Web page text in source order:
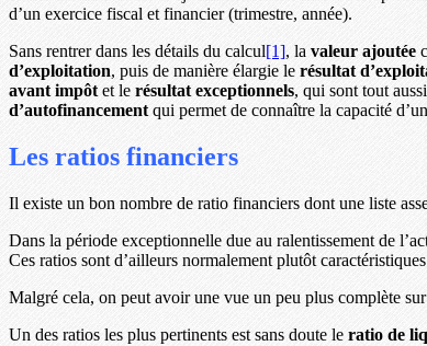
d’un exercice fiscal et financier (trimestre, année).
Sans rentrer dans les détails du calcul[1], la valeur ajoutée
d’exploitation, puis de manière élargie le résultat
avant impôt et le résultat exceptionnels, qui sont tout
d’autofinancement qui permet de connaître la capacité
Les ratios financiers
Il existe un bon nombre de ratio financiers dont une liste
Dans la période exceptionnelle due au ralentissement de
Ces ratios sont d’ailleurs normalement plutôt
Malgré cela, on peut avoir une vue un peu plus complète
Un des ratios les plus pertinents est sans doute le ratio de